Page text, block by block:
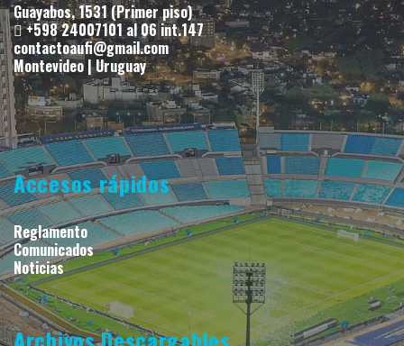
Guayabos, 1531 (Primer piso)
+598 24007101 al 06 int.147
contactoaufi@gmail.com
Montevideo | Uruguay
Accesos rápidos
Reglamento
Comunicados
Noticias